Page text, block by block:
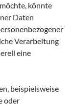
könnte
Daten
Verarbeitung
eine
beispielsweise
oder